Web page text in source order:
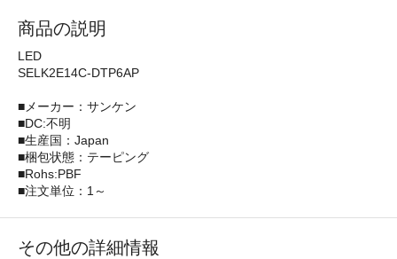
商品の説明
LED
SELK2E14C-DTP6AP
■メーカー：サンケン
■DC:不明
■生産国：Japan
■梱包状態：テーピング
■Rohs:PBF
■注文単位：1～
その他の詳細情報